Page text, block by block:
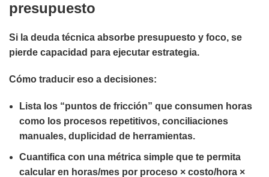
presupuesto
Si la deuda técnica absorbe presupuesto y foco, se
pierde capacidad para ejecutar estrategia.
Cómo traducir eso a decisiones:
Lista los “puntos de fricción” que consumen horas
como los procesos repetitivos, conciliaciones
manuales, duplicidad de herramientas.
Cuantifica con una métrica simple que te permita
calcular en horas/mes por proceso × costo/hora ×